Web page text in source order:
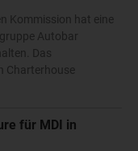
Kommission hat eine
Autobar
Das
Charterhouse
für MDI in